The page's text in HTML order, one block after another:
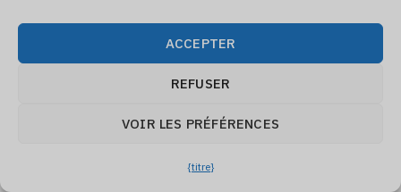
ACCEPTER
REFUSER
VOIR LES PRÉFÉRENCES
{titre}
D'après notre expérience, les plus grandes menaces
pour la durée de vie sont une mauvaise installation
(caisses ou membranes endommagées), l'absence de
contrôle du limon en amont et l'inaccessibilité des
résolus, on peut raisonnablement s'attendre à ce que le